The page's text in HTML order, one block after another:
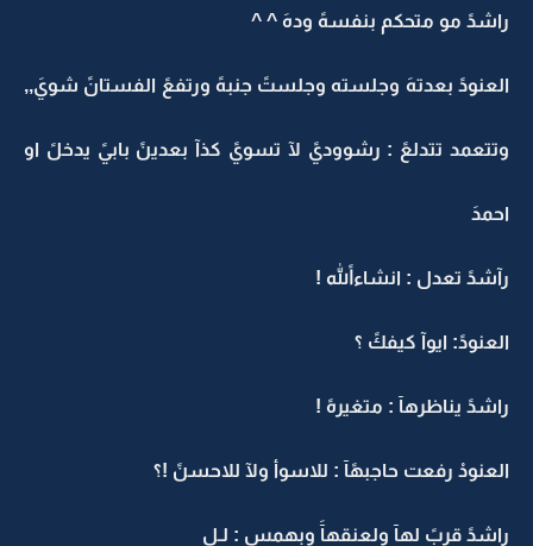
راشدً مو متحكم بنفسهً ودهَ ^ ^
العنودً بعدتهَ وجلسته وجلستً جنبهً ورتفعً الفستانً شويَ,,
وتتعمد تتدلعً : رشووديً لآ تسويً كذآ بعدينً بابيً يدخلً او
احمدَ
رآشدً تعدل : انشاءاللهً !
العنودً: ايوآ كيفكً ؟
راشدً يناظرهآ : متغيرهً !
العنودْ رفعت حاجبهًآ : للاسوأ ولآ للاحسنً !؟
راشدً قربً لهآ ولعنقهآَ وبهمس : لـل